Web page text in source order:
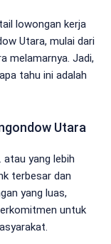
lowongan kerja
Utara, mulai dari
melamarnya. Jadi,
tahu ini adalah
Utara
atau yang lebih
terbesar dan
yang luas,
untuk